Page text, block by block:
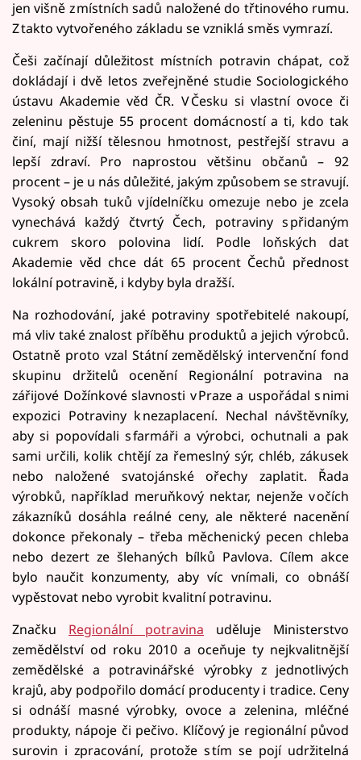
jen višně z místních sadů naložené do třtinového rumu.
Z takto vytvořeného základu se vzniklá směs vymrazí.
Češi začínají důležitost místních potravin chápat, což
dokládají i dvě letos zveřejněné studie Sociologického
ústavu Akademie věd ČR. V Česku si vlastní ovoce či
zeleninu pěstuje 55 procent domácností a ti, kdo tak
činí, mají nižší tělesnou hmotnost, pestřejší stravu a
lepší zdraví. Pro naprostou většinu občanů – 92
procent – je u nás důležité, jakým způsobem se stravují.
Vysoký obsah tuků v jídelníčku omezuje nebo je zcela
vynechává každý čtvrtý Čech, potraviny s přidaným
cukrem skoro polovina lidí. Podle loňských dat
Akademie věd chce dát 65 procent Čechů přednost
lokální potravině, i kdyby byla dražší.
Na rozhodování, jaké potraviny spotřebitelé nakoupí,
má vliv také znalost příběhu produktů a jejich výrobců.
Ostatně proto vzal Státní zemědělský intervenční fond
skupinu držitelů ocenění Regionální potravina na
zářijové Dožínkové slavnosti v Praze a uspořádal s nimi
expozici Potraviny k nezaplacení. Nechal návštěvníky,
aby si popovídali s farmáři a výrobci, ochutnali a pak
sami určili, kolik chtějí za řemeslný sýr, chléb, zákusek
nebo naložené svatojánské ořechy zaplatit. Řada
výrobků, například meruňkový nektar, nejenže v očích
zákazníků dosáhla reálné ceny, ale některé nacenění
dokonce překonaly – třeba měchenický pecen chleba
nebo dezert ze šlehaných bílků Pavlova. Cílem akce
bylo naučit konzumenty, aby víc vnímali, co obnáší
vypěstovat nebo vyrobit kvalitní potravinu.
Značku Regionální potravina uděluje Ministerstvo
zemědělství od roku 2010 a oceňuje ty nejkvalitnější
zemědělské a potravinářské výrobky z jednotlivých
krajů, aby podpořilo domácí producenty i tradice. Ceny
si odnáší masné výrobky, ovoce a zelenina, mléčné
produkty, nápoje či pečivo. Klíčový je regionální původ
surovin i zpracování, protože s tím se pojí udržitelná